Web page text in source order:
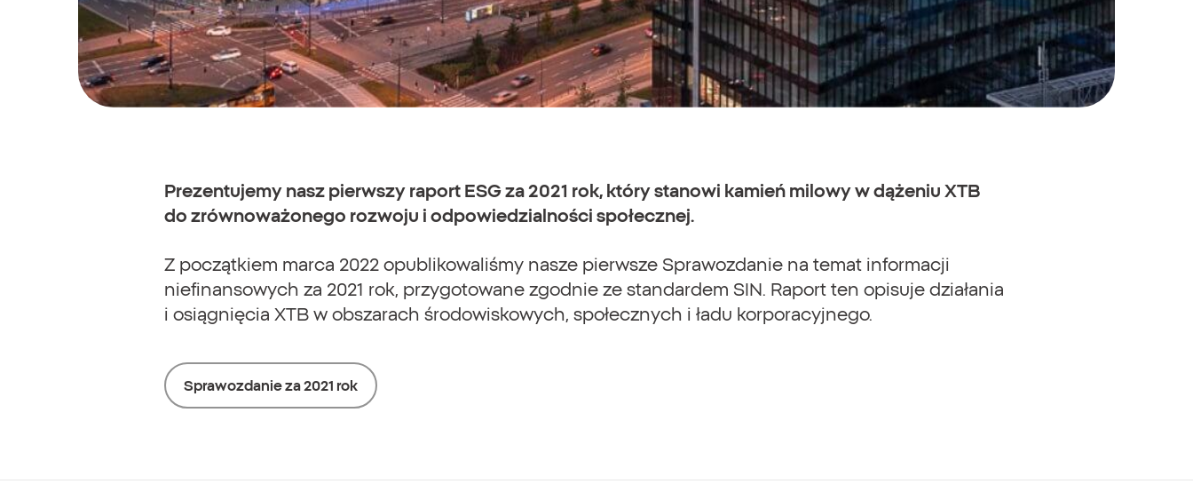
Prezentujemy nasz pierwszy raport ESG za 2021 rok, który stanowi kamień milowy w dążeniu XTB
do zrównoważonego rozwoju i odpowiedzialności społecznej.
Z początkiem marca 2022 opublikowaliśmy nasze pierwsze Sprawozdanie na temat informacji
niefinansowych za 2021 rok, przygotowane zgodnie ze standardem SIN. Raport ten opisuje działania
i osiągnięcia XTB w obszarach środowiskowych, społecznych i ładu korporacyjnego.
Sprawozdanie za 2021 rok